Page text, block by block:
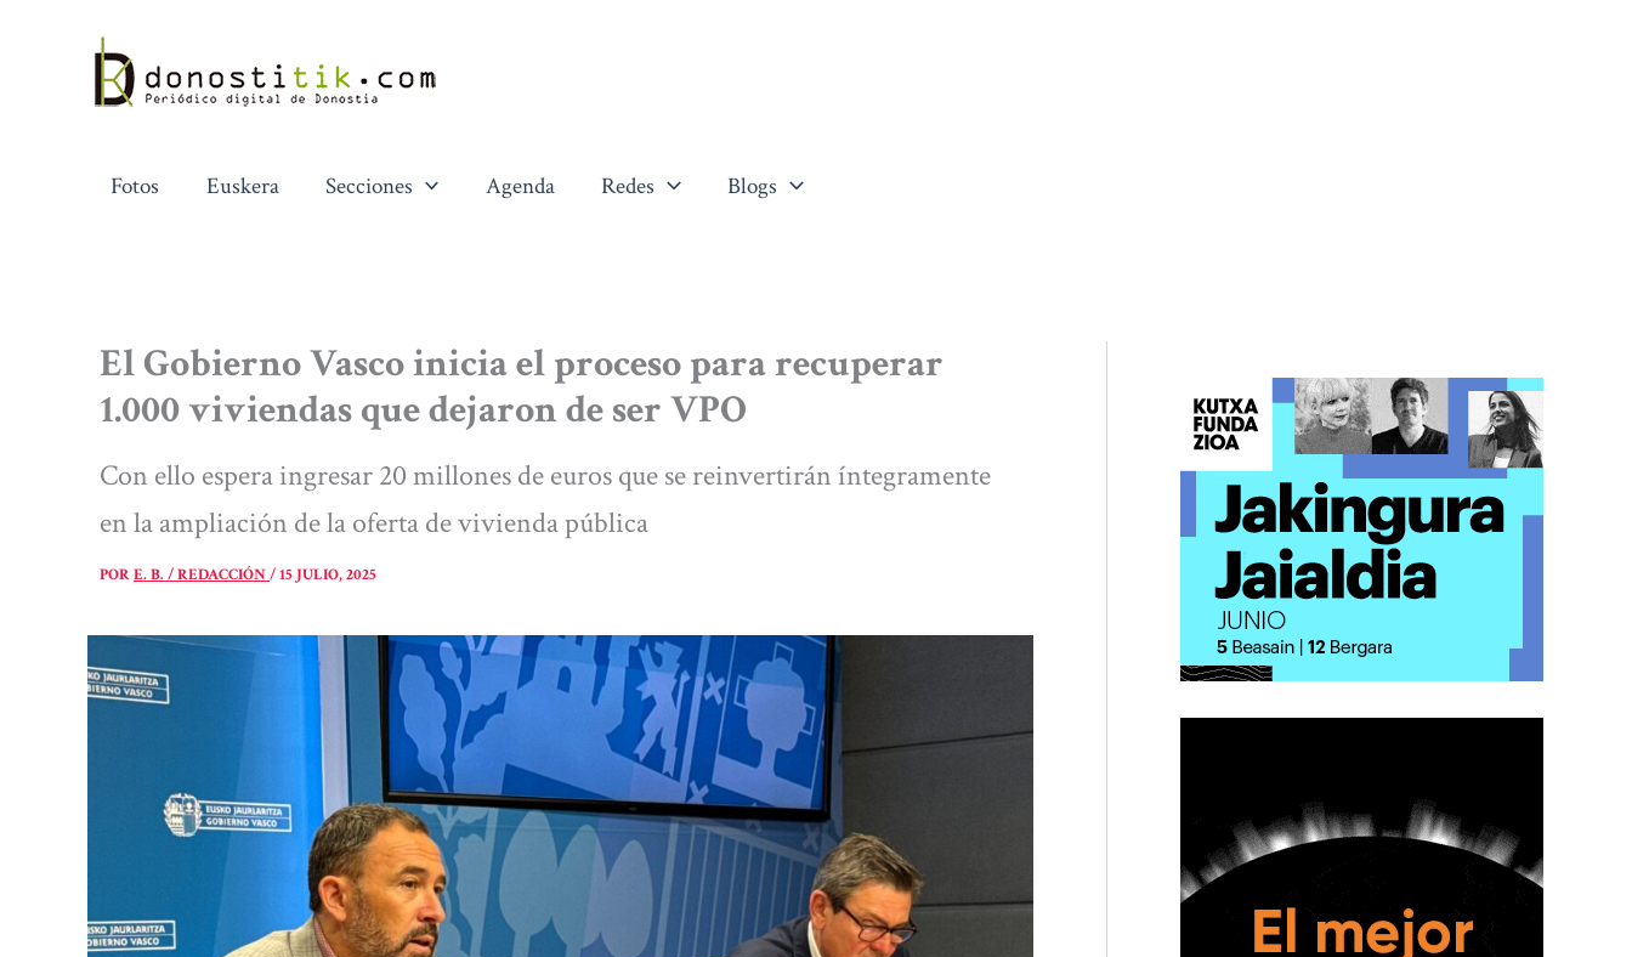
contenido
Fotos Euskera Secciones Agenda Redes Blogs
El Gobierno Vasco inicia el proceso para recuperar
1.000 viviendas que dejaron de ser VPO
Con ello espera ingresar 20 millones de euros que se reinvertirán íntegramente
en la ampliación de la oferta de vivienda pública
PORE. B. / REDACCIÓN/15 JULIO, 2025